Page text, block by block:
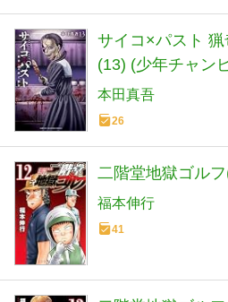
サイコ×パスト
(13) (少年チャン
本田真吾
26
二階堂地獄ゴル
福本伸行
41